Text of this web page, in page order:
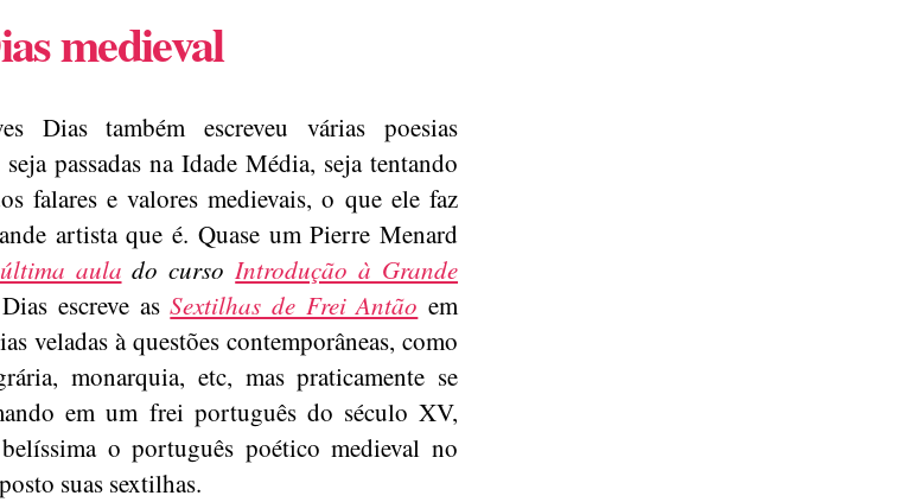
medieval
Dias também escreveu várias poesias
passadas na Idade Média, seja tentando
falares e valores medievais, o que ele faz
artista que é. Quase um Pierre Menard
aula do cursoIntrodução à Grande
escreve asSextilhas de Frei Antão em
veladas à questões contemporâneas, como
monarquia, etc, mas praticamente se
em um frei português do século XV,
o português poético medieval no
suas sextilhas.